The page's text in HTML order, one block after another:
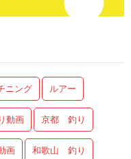
ニング ルアー
動画 京都 釣り
画 和歌山 釣り